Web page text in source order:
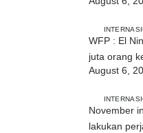
WFP : El
juta orang
pangan
August 6,
November
lakukan